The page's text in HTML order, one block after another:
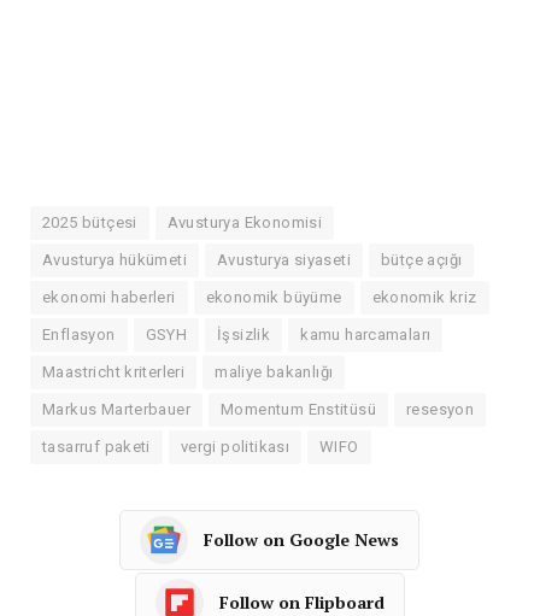
2025 bütçesi Avusturya Ekonomisi
Avusturya hükümeti Avusturya siyaseti bütçe açığı
ekonomi haberleri ekonomik büyüme ekonomik kriz
Enflasyon GSYH İşsizlik kamu harcamaları
Maastricht kriterleri maliye bakanlığı
Markus Marterbauer Momentum Enstitüsü resesyon
tasarruf paketi vergi politikası WIFO
Follow on Google News
Follow on Flipboard